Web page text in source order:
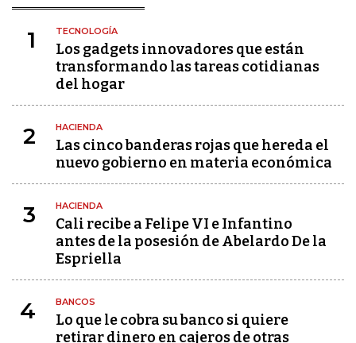
1 TECNOLOGÍA
Los gadgets innovadores que están
transformando las tareas cotidianas
del hogar
2 HACIENDA
Las cinco banderas rojas que hereda el
nuevo gobierno en materia económica
3 HACIENDA
Cali recibe a Felipe VI e Infantino
antes de la posesión de Abelardo De la
Espriella
4 BANCOS
Lo que le cobra su banco si quiere
retirar dinero en cajeros de otras